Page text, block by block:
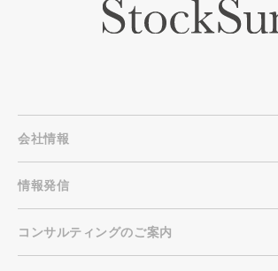
会社情報
情報発信
コンサルティングのご案内